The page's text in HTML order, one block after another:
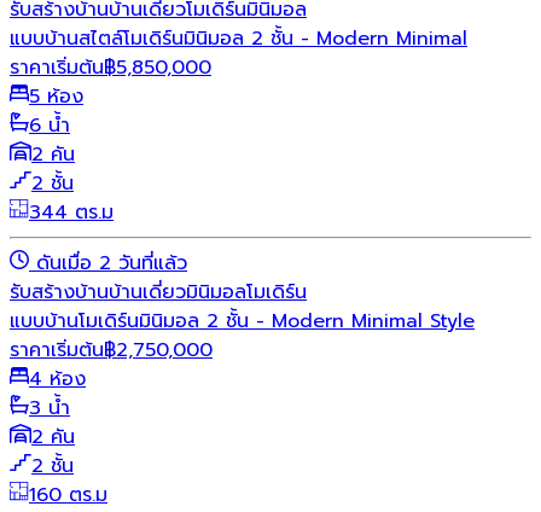
รับสร้างบ้านบ้านเดี่ยวโมเดิร์นมินิมอล
แบบบ้านสไตล์โมเดิร์นมินิมอล 2 ชั้น - Modern Minimal
ราคาเริ่มต้น฿5,850,000
5 ห้อง
6 น้ำ
2 คัน
2 ชั้น
344 ตร.ม
ดันเมื่อ 2 วันที่แล้ว
รับสร้างบ้านบ้านเดี่ยวมินิมอลโมเดิร์น
แบบบ้านโมเดิร์นมินิมอล 2 ชั้น - Modern Minimal Style
ราคาเริ่มต้น฿2,750,000
4 ห้อง
3 น้ำ
2 คัน
2 ชั้น
160 ตร.ม